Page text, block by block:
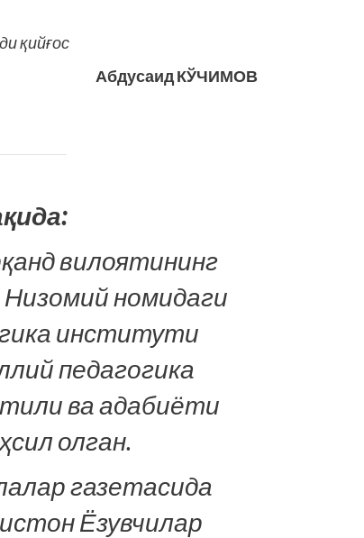
қийғос
Абдусаид КЎЧИМОВ
вилоятининг
номидаги
институти
педагогика
ва адабиёти
олган.
газетасида
Ёзувчилар